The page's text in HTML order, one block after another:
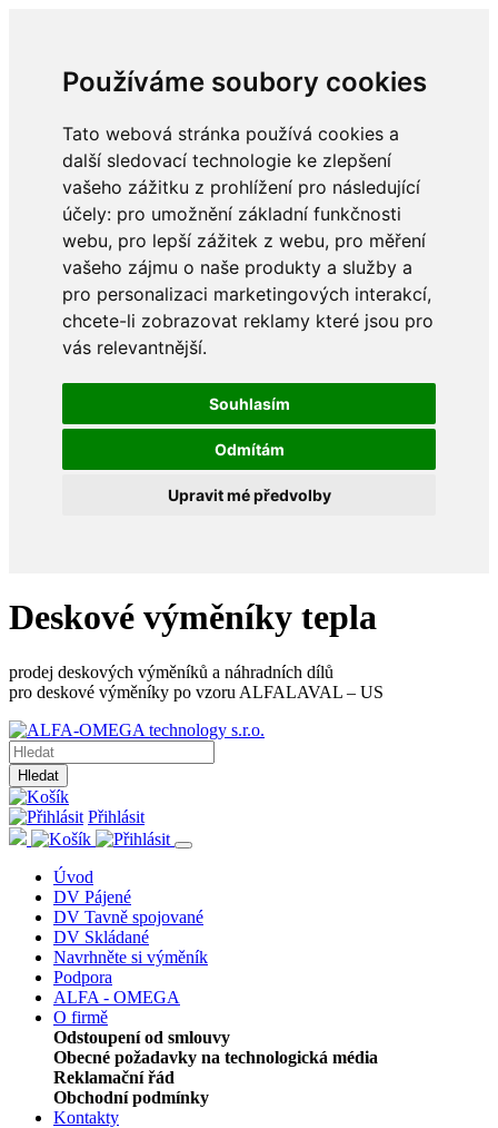
Používáme soubory cookies
Tato webová stránka používá cookies a
další sledovací technologie ke zlepšení
vašeho zážitku z prohlížení pro následující
účely: pro umožnění základní funkčnosti
webu, pro lepší zážitek z webu, pro měření
vašeho zájmu o naše produkty a služby a
pro personalizaci marketingových interakcí,
chcete-li zobrazovat reklamy které jsou pro
vás relevantnější.
Souhlasím
Odmítám
Upravit mé předvolby
Deskové výměníky tepla
prodej deskových výměníků a náhradních dílů
pro deskové výměníky po vzoru ALFALAVAL – US
Hledat
Přihlásit
Úvod
DV Pájené
DV Tavně spojované
DV Skládané
Navrhněte si výměník
Podpora
ALFA - OMEGA
O firmě
Odstoupení od smlouvy
Obecné požadavky na technologická média
Reklamační řád
Obchodní podmínky
Kontakty